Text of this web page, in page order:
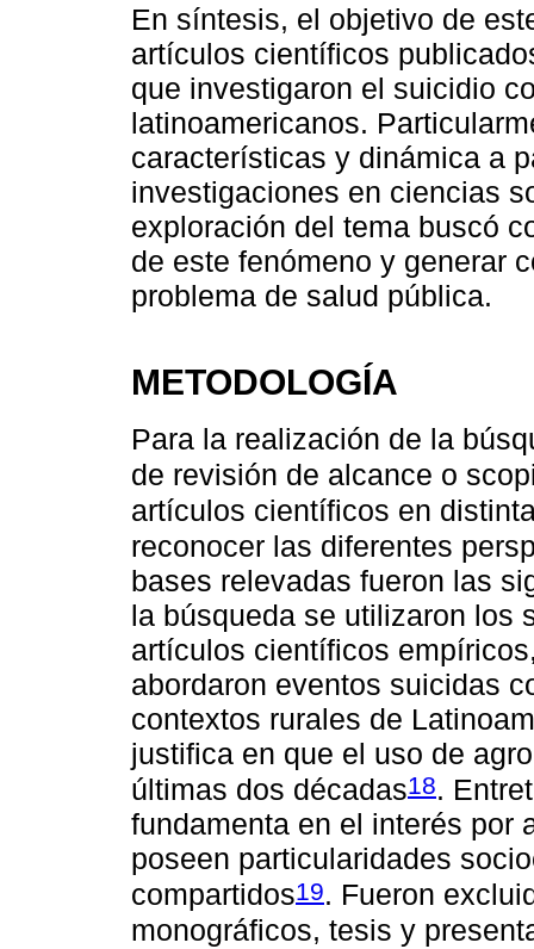
En síntesis, el objetivo de
artículos científicos
que investigaron el suicidio
latinoamericanos.
características y dinámica a
investigaciones en ciencias
exploración del tema buscó
de este fenómeno y generar
problema de salud pública.
METODOLOGÍA
Para la realización de la
de revisión de alcance o
artículos científicos en
reconocer las diferentes
bases relevadas fueron las
la búsqueda se utilizaron los
artículos científicos
abordaron eventos suicidas
contextos rurales de
justifica en que el uso de
últimas dos décadas18.
fundamenta en el interés por
poseen particularidades
compartidos19. Fueron
monográficos, tesis y